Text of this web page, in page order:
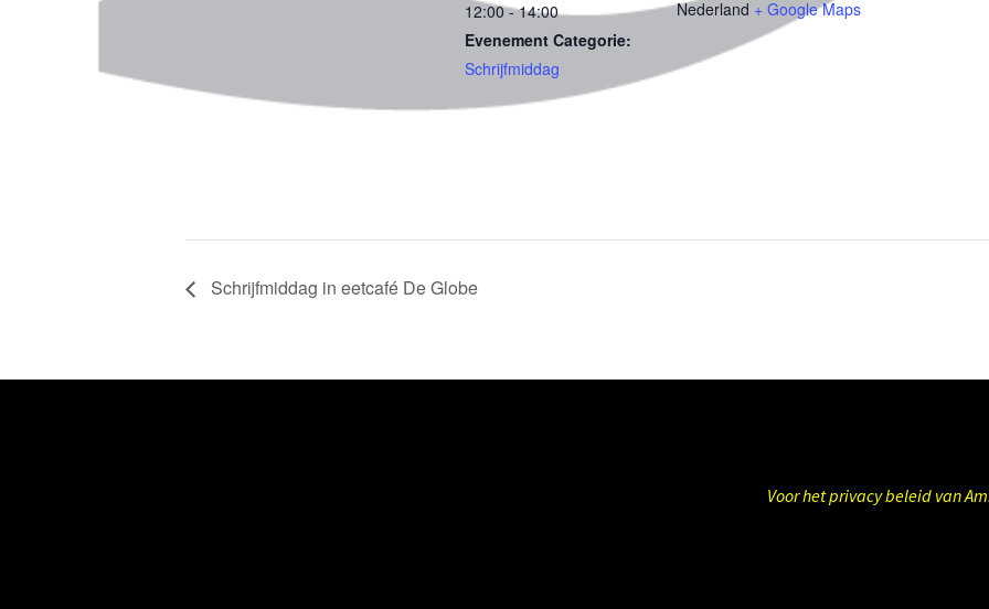
12:00 - 14:00
Evenement Categorie:
Schrijfmiddag
Nederland + Google Maps
Schrijfmiddag in eetcafé De Globe
Voor het privacy beleid van